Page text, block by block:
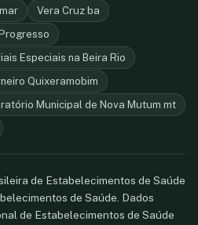
Vera Cruz ba
Especiais na Beira Rio
Quixeramobim
Municipal de Nova Mutum mt
de Estabelecimentos de Saúde
de Saúde. Dados
de Estabelecimentos de Saúde